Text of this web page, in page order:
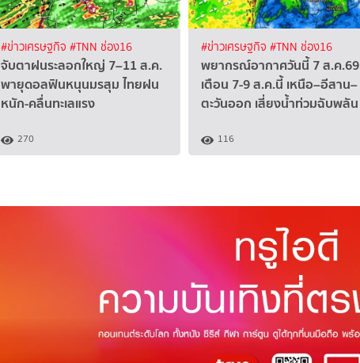
#ข่าวเศรษฐกิจ #TNN ช่อง16
จับตาฝนระลอกใหญ่ 7–11 ส.ค.
พายุดอลฟินหนุนมรสุม ไทยฝน
หนัก-คลื่นทะเลแรง
270
#ข่าวเศรษฐกิจ #TNN ช่อง16
พยากรณ์อากาศวันนี้ 7 ส.ค.69
เตือน 7-9 ส.ค.นี้ เหนือ–อีสาน–
ตะวันออก เสี่ยงน้ำท่วมฉับพลัน
116